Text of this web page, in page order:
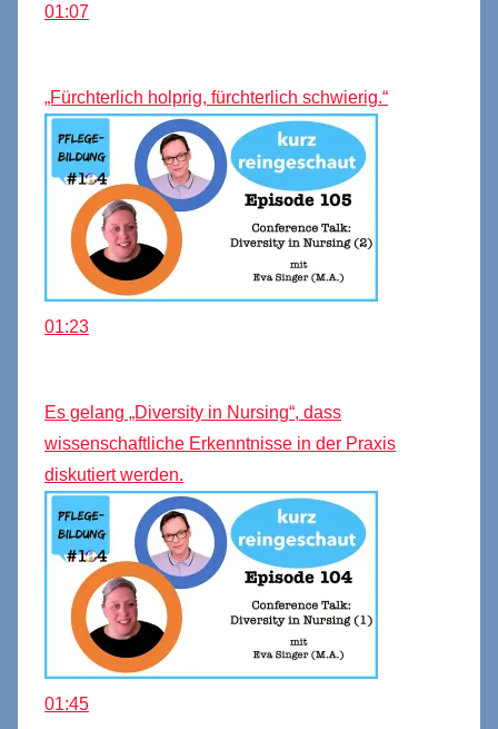
01:07
„Fürchterlich holprig, fürchterlich schwierig.“
01:23
Es gelang „Diversity in Nursing“, dass
wissenschaftliche Erkenntnisse in der Praxis
diskutiert werden.
01:45